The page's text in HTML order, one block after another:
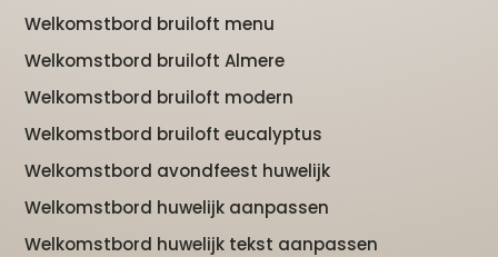
Welkomstbord bruiloft menu
Welkomstbord bruiloft Almere
Welkomstbord bruiloft modern
Welkomstbord bruiloft eucalyptus
Welkomstbord avondfeest huwelijk
Welkomstbord huwelijk aanpassen
Welkomstbord huwelijk tekst aanpassen